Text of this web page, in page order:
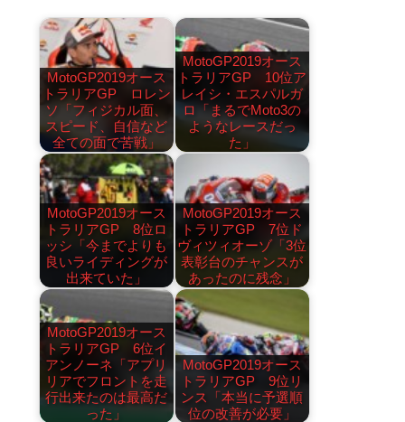
MotoGP2019オース
トラリアGP ロレン
ソ「フィジカル面、
スピード、自信など
全ての面で苦戦」
MotoGP2019オース
トラリアGP 10位ア
レイシ・エスパルガ
ロ「まるでMoto3の
ようなレースだっ
た」
MotoGP2019オース
トラリアGP 8位ロ
ッシ「今までよりも
良いライディングが
出来ていた」
MotoGP2019オース
トラリアGP 7位ド
ヴィツィオーゾ「3位
表彰台のチャンスが
あったのに残念」
MotoGP2019オース
トラリアGP 6位イ
アンノーネ「アプリ
リアでフロントを走
行出来たのは最高だ
った」
MotoGP2019オース
トラリアGP 9位リ
ンス「本当に予選順
位の改善が必要」